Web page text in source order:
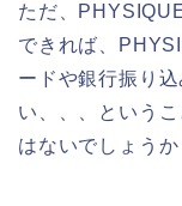
ただ、
できれば、
ードや銀行振り
い、、、という
はないでしょうか